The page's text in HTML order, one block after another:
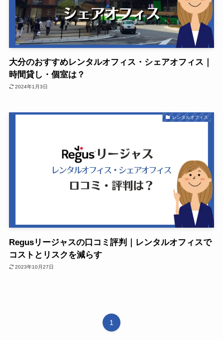
大分のおすすめレンタルオフィス・シェアオフィス｜
時間貸し・個室は？
2024年1月3日
レンタルオフィス
Regusリージャスの口コミ評判｜レンタルオフィスで
コストとリスクを減らす
2023年10月27日
1